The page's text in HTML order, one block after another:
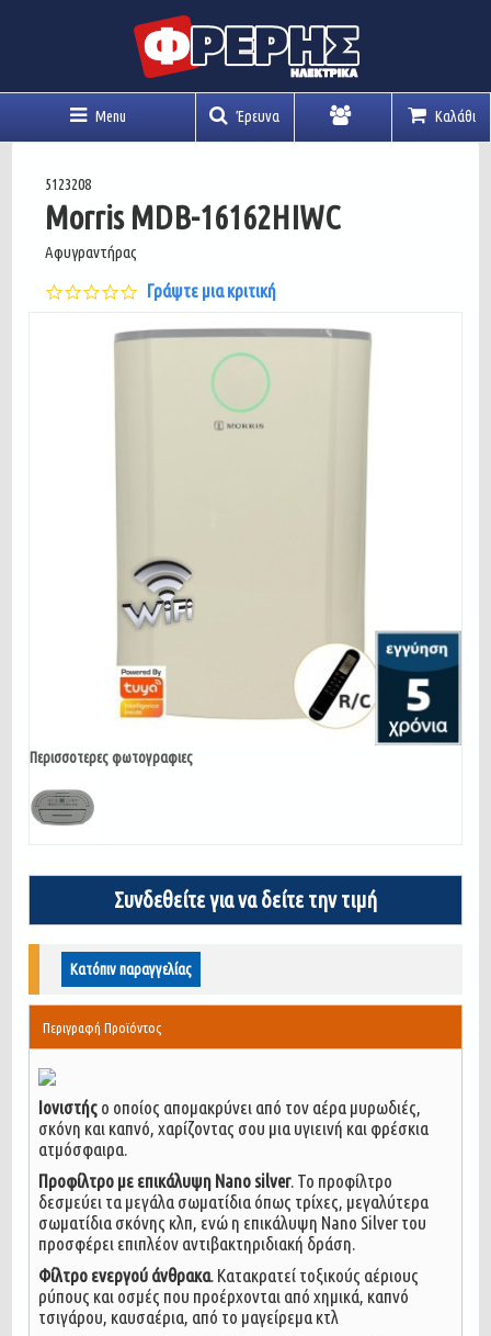
Menu Έρευνα Καλάθι
5123208
Morris MDB-16162HIWC
Αφυγραντήρας
0.0
star
rating
Γράψτε μια κριτική
Περισσοτερες φωτογραφιες
Συνδεθείτε για να δείτε την τιμή
Κατόπιν παραγγελίας
Περιγραφή Προϊόντος
Ιονιστής ο οποίος απομακρύνει από τον αέρα μυρωδιές,
σκόνη και καπνό, χαρίζοντας σου μια υγιεινή και φρέσκια
ατμόσφαιρα.
Προφίλτρο με επικάλυψη Nano silver. Το προφίλτρο
δεσμεύει τα μεγάλα σωματίδια όπως τρίχες, μεγαλύτερα
σωματίδια σκόνης κλπ, ενώ η επικάλυψη Nano Silver του
προσφέρει επιπλέον αντιβακτηριδιακή δράση.
Φίλτρο ενεργού άνθρακα . Κατακρατεί τοξικούς αέριους
ρύπους και οσμές που προέρχονται από χημικά, καπνό
τσιγάρου, καυσαέρια, από το μαγείρεμα κτλ